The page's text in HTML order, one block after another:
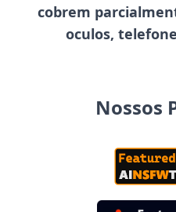
cobrem
oculos,
Nossos